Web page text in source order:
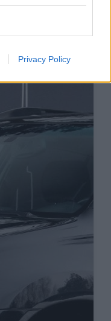
Privacy Policy